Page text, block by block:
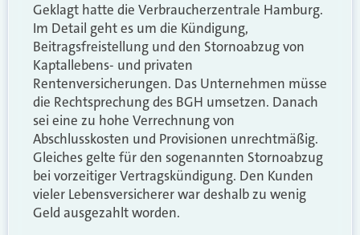
Geklagt hatte die Verbraucherzentrale Hamburg.
Im Detail geht es um die Kündigung,
Beitragsfreistellung und den Stornoabzug von
Kaptallebens- und privaten
Rentenversicherungen. Das Unternehmen müsse
die Rechtsprechung des BGH umsetzen. Danach
sei eine zu hohe Verrechnung von
Abschlusskosten und Provisionen unrechtmäßig.
Gleiches gelte für den sogenannten Stornoabzug
bei vorzeitiger Vertragskündigung. Den Kunden
vieler Lebensversicherer war deshalb zu wenig
Geld ausgezahlt worden.